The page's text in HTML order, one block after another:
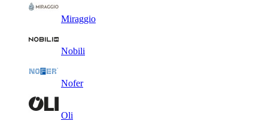
Miraggio
Nobili
Nofer
Oli